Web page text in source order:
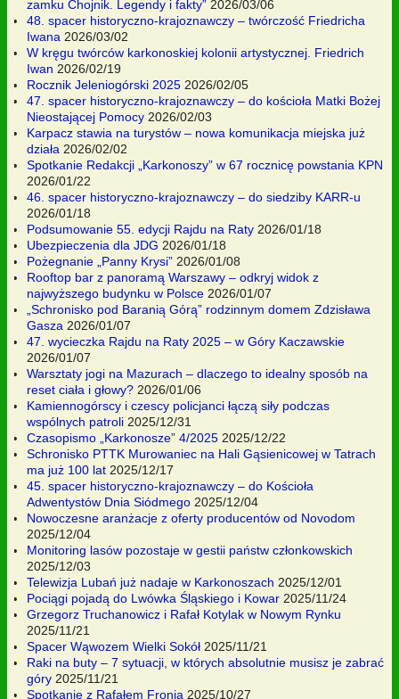
zamku Chojnik. Legendy i fakty” 2026/03/06
48. spacer historyczno-krajoznawczy – twórczość Friedricha
Iwana 2026/03/02
W kręgu twórców karkonoskiej kolonii artystycznej. Friedrich
Iwan 2026/02/19
Rocznik Jeleniogórski 2025 2026/02/05
47. spacer historyczno-krajoznawczy – do kościoła Matki Bożej
Nieostającej Pomocy 2026/02/03
Karpacz stawia na turystów – nowa komunikacja miejska już
działa 2026/02/02
Spotkanie Redakcji „Karkonoszy” w 67 rocznicę powstania KPN
2026/01/22
46. spacer historyczno-krajoznawczy – do siedziby KARR-u
2026/01/18
Podsumowanie 55. edycji Rajdu na Raty 2026/01/18
Ubezpieczenia dla JDG 2026/01/18
Pożegnanie „Panny Krysi” 2026/01/08
Rooftop bar z panoramą Warszawy – odkryj widok z
najwyższego budynku w Polsce 2026/01/07
„Schronisko pod Baranią Górą” rodzinnym domem Zdzisława
Gasza 2026/01/07
47. wycieczka Rajdu na Raty 2025 – w Góry Kaczawskie
2026/01/07
Warsztaty jogi na Mazurach – dlaczego to idealny sposób na
reset ciała i głowy? 2026/01/06
Kamiennogórscy i czescy policjanci łączą siły podczas
wspólnych patroli 2025/12/31
Czasopismo „Karkonosze” 4/2025 2025/12/22
Schronisko PTTK Murowaniec na Hali Gąsienicowej w Tatrach
ma już 100 lat 2025/12/17
45. spacer historyczno-krajoznawczy – do Kościoła
Adwentystów Dnia Siódmego 2025/12/04
Nowoczesne aranżacje z oferty producentów od Novodom
2025/12/04
Monitoring lasów pozostaje w gestii państw członkowskich
2025/12/03
Telewizja Lubań już nadaje w Karkonoszach 2025/12/01
Pociągi pojadą do Lwówka Śląskiego i Kowar 2025/11/24
Grzegorz Truchanowicz i Rafał Kotylak w Nowym Rynku
2025/11/21
Spacer Wąwozem Wielki Sokół 2025/11/21
Raki na buty – 7 sytuacji, w których absolutnie musisz je zabrać
góry 2025/11/21
Spotkanie z Rafałem Fronią 2025/10/27